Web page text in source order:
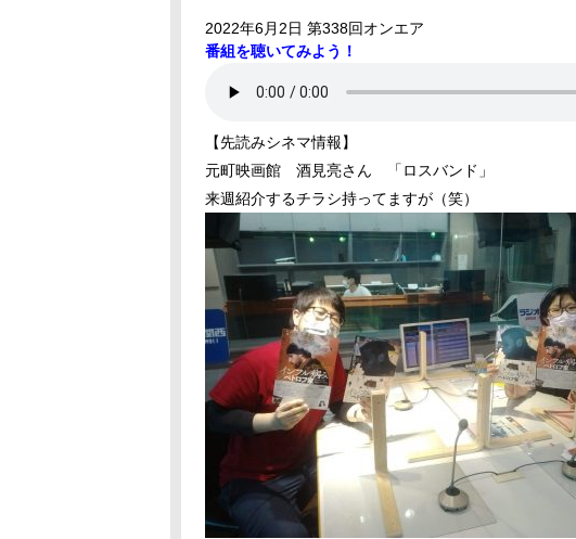
2022年6月2日 第338回オンエア
番組を聴いてみよう！
【先読みシネマ情報】
元町映画館 酒見亮さん 「ロスバンド」
来週紹介するチラシ持ってますが（笑）